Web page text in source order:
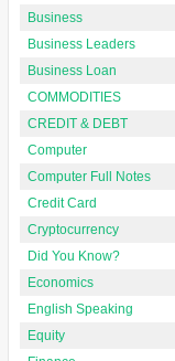
Business
Business Leaders
Business Loan
COMMODITIES
CREDIT & DEBT
Computer
Computer Full Notes
Credit Card
Cryptocurrency
Did You Know?
Economics
English Speaking
Equity